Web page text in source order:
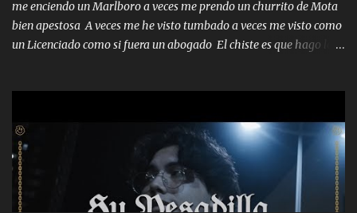
me enciendo un Marlboro a veces me prendo un churrito de Mota
bien apestosa A veces me he visto tumbado a veces me visto como
un Licenciado como si fuera un abogado El chiste es que hago lo
corriente no quieren verte subir de level trucha mis plebes Música
A veces me pongo un sombrero a veces me ven la cachucha de lado
con la mirada siempre en alto A veces me fajó una super o a veces
me fajó una Glock siempre armado todas las generaciones yo
traigo El chiste es que hago lo que quiero pues así soy me mandó